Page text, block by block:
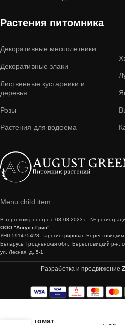
Растения питомника
Декоративные многолетники
Декоративные злаки
Лиственные кустарники и
деревья
Розы
Растения для водоема
Menu child item
В торговом реестре с 08.08.2023 г., №
ООО "Август-Грин"
УНП 591475428, зарегистрирован
Беларусь, Гродненская обл., Берестовицкий р-н,
ул. Лесная, д. 5-1
Разработка и продвижение
Томат